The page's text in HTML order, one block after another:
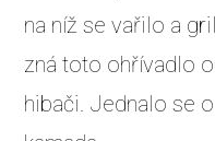
na níž se vařilo a
zná toto ohřívadlo
hibači. Jednalo se